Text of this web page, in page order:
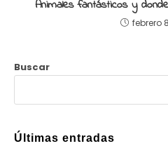
Animales fantásticos y
febrero
Buscar
Últimas entradas